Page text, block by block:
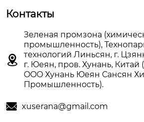
Контакты

Зеленая промзона
промышленность),
технологий Линьсян, г.
г. Юеян, пров. Хунань, Китай
OOO Хунань Юеян Сансян
Промышленность).
 xuserana@gmail.com